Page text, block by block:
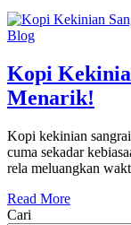
Blog
Kopi
Menarik!
Kopi kekinian
cuma sekadar
rela meluangkan
Read More
Cari